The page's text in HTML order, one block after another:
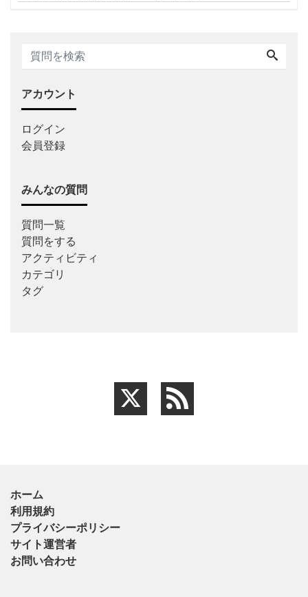
アカウント
ログイン
会員登録
みんなの質問
質問一覧
質問をする
アクティビティ
カテゴリ
タグ
ホーム
利用規約
プライバシーポリシー
サイト運営者
お問い合わせ